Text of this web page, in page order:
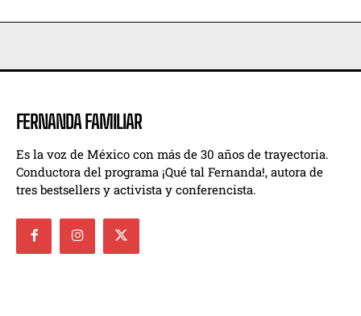
FERNANDA FAMILIAR
Es la voz de México con más de 30 años de trayectoria.
Conductora del programa ¡Qué tal Fernanda!, autora de
tres bestsellers y activista y conferencista.